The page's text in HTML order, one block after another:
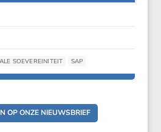
SOEVEREINITEIT SAP
OP ONZE NIEUWSBRIEF